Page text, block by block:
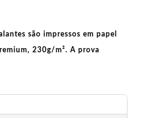
são impressos em papel
230g/m². A prova